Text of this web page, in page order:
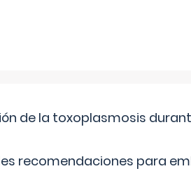
de la toxoplasmosis
recomendaciones para